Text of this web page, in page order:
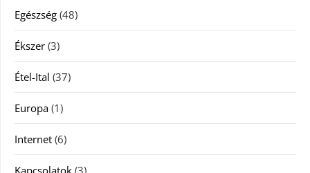
Egészség (48)
Ékszer (3)
Étel-Ital (37)
Europa (1)
Internet (6)
Kapcsolatok (3)